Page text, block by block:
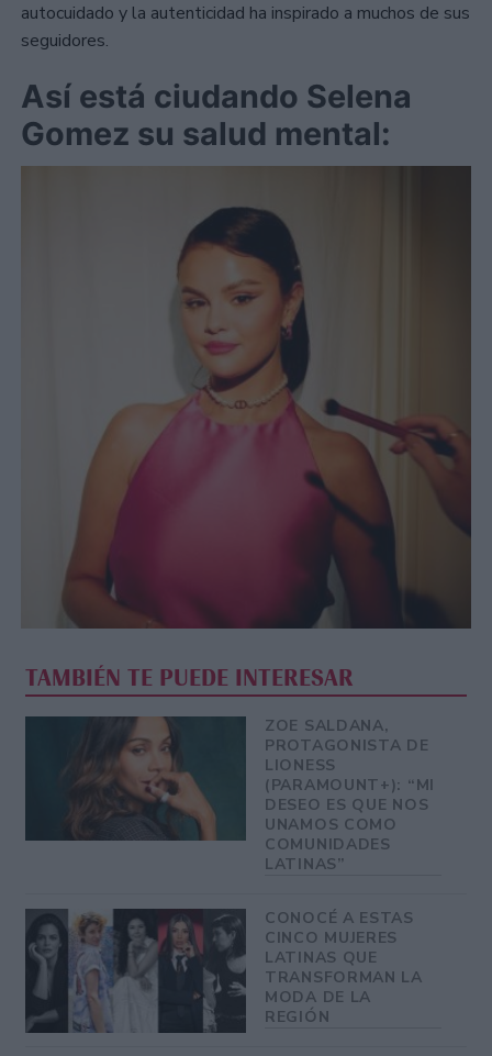
autocuidado y la autenticidad ha inspirado a muchos de sus
seguidores.
Así está ciudando Selena
Gomez su salud mental:
TAMBIÉN TE PUEDE INTERESAR
ZOE SALDANA,
PROTAGONISTA DE
LIONESS
(PARAMOUNT+): “MI
DESEO ES QUE NOS
UNAMOS COMO
COMUNIDADES
LATINAS”
CONOCÉ A ESTAS
CINCO MUJERES
LATINAS QUE
TRANSFORMAN LA
MODA DE LA
REGIÓN